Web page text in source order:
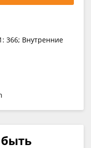
366; Внутренние